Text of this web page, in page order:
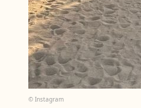
© Instagram